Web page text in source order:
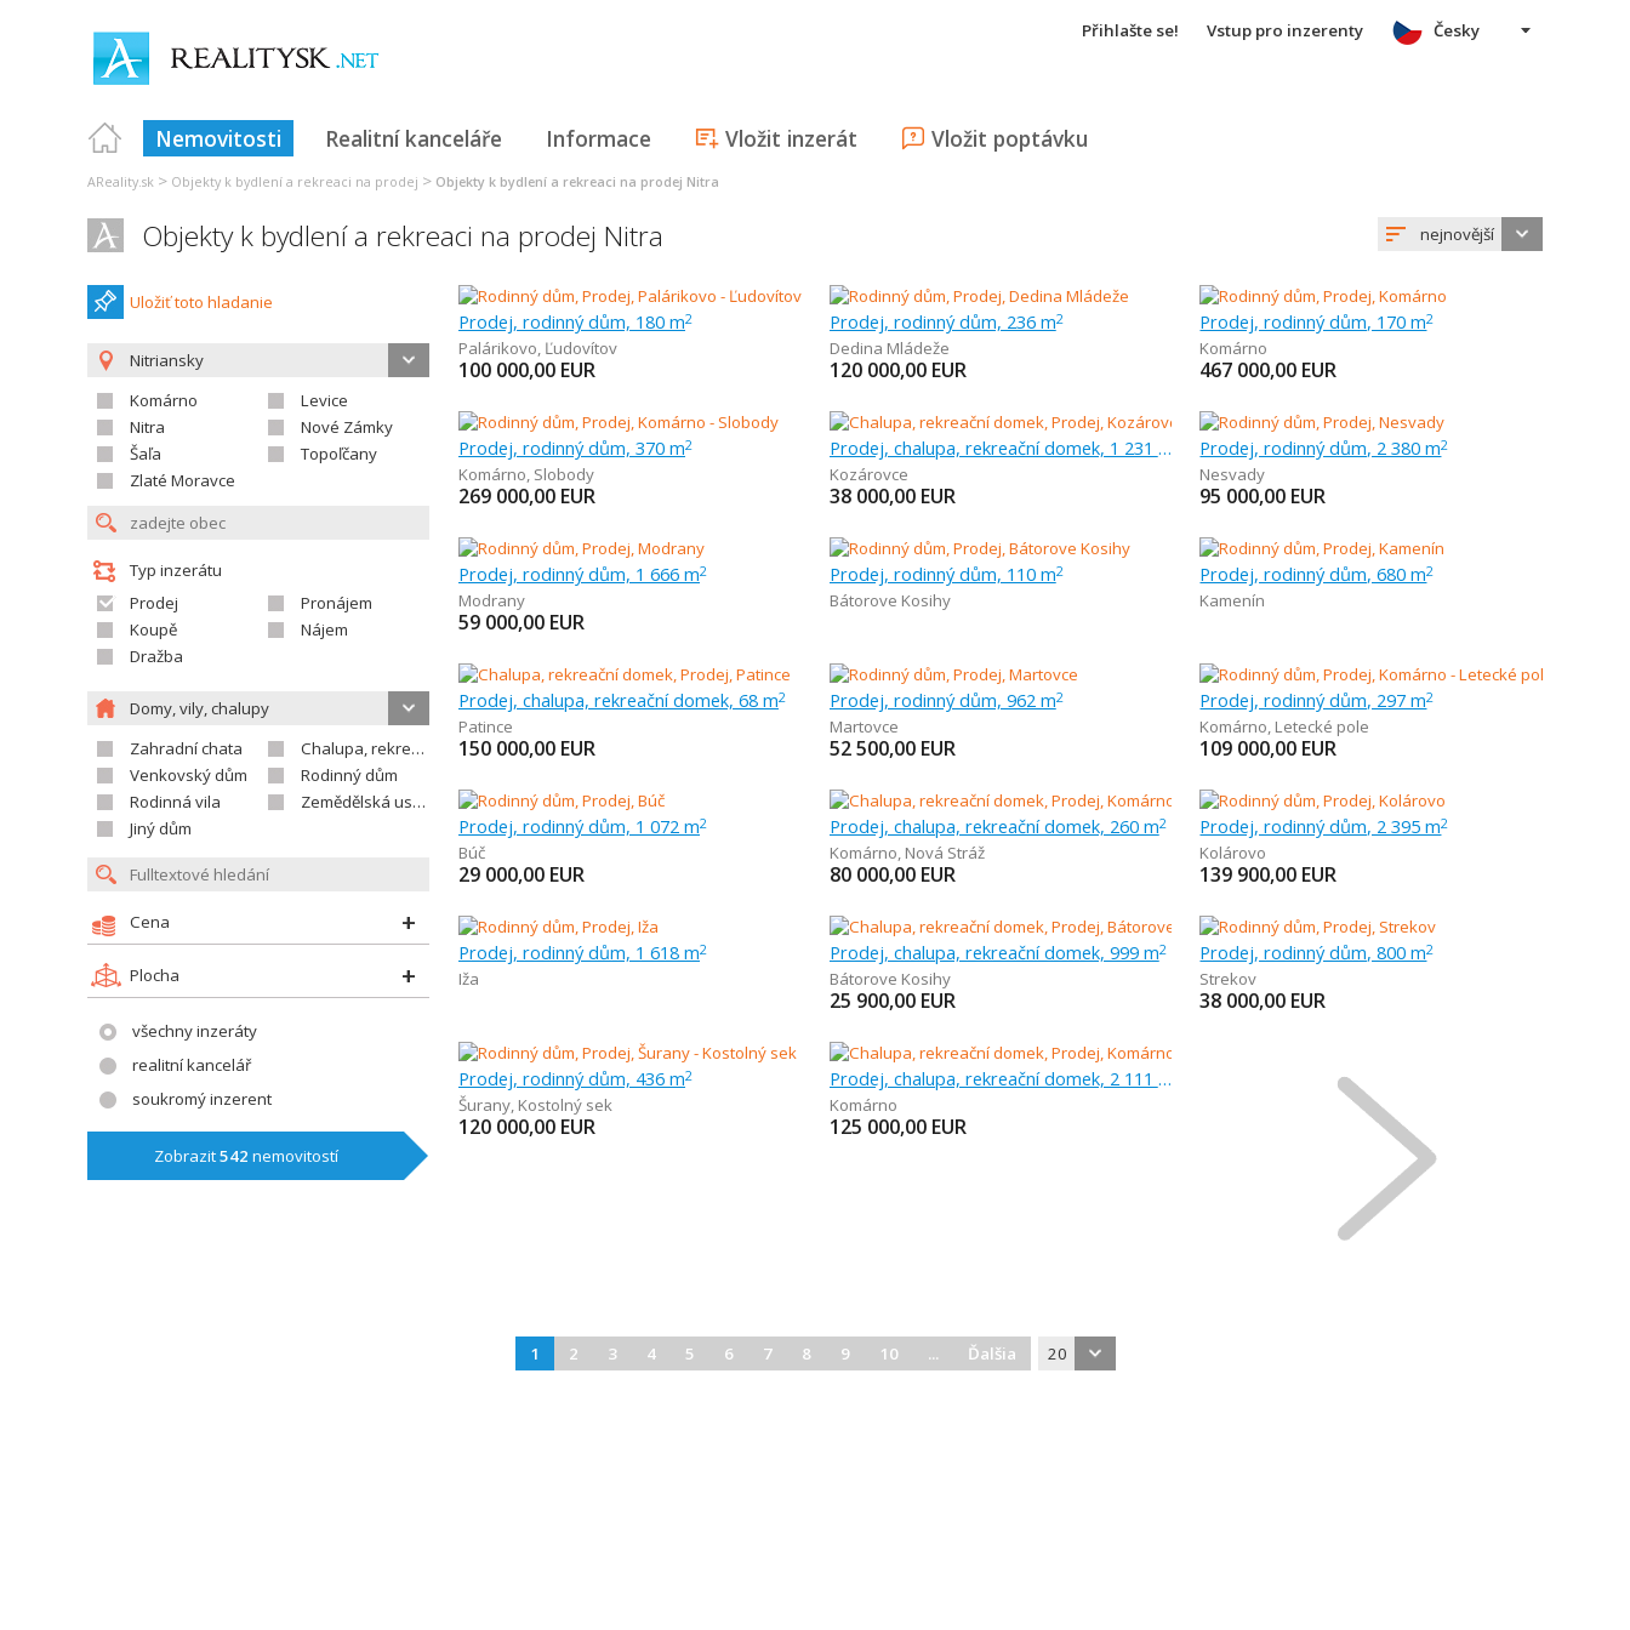
Přihlašte se! Vstup pro inzerenty
Nemovitosti Realitní kanceláře Informace Vložit inzerát Vložit poptávku
Česky
AReality.sk > Objekty k bydlení a rekreaci na prodej > Objekty k bydlení a rekreaci na prodej Nitra
Objekty k bydlení a rekreaci na prodej Nitra nejnovější
Uložiť toto hladanie
Nitriansky
Komárno
Levice
Nitra
Nové Zámky
Šaľa
Topoľčany
Zlaté Moravce
Typ inzerátu
Prodej
Pronájem
Koupě
Nájem
Dražba
Domy, vily, chalupy
Zahradní chata
Chalupa, rekreační domek
Venkovský dům
Rodinný dům
Rodinná vila
Zemědělská usedlost
Jiný dům
Cena
Plocha
všechny inzeráty
realitní kancelář
soukromý inzerent
Zobrazit542 nemovitostí
Prodej, rodinný dům, 180 m2
Palárikovo, Ľudovítov
100 000,00 EUR
Prodej, rodinný dům, 236 m2
Dedina Mládeže
120 000,00 EUR
Prodej, rodinný dům, 170 m2
Komárno
467 000,00 EUR
Prodej, rodinný dům, 370 m2
Komárno, Slobody
269 000,00 EUR
Prodej, chalupa, rekreační domek, 1 231 m
Kozárovce
38 000,00 EUR
Prodej, rodinný dům, 2 380 m2
Nesvady
95 000,00 EUR
Prodej, rodinný dům, 1 666 m2
Modrany
59 000,00 EUR
Prodej, rodinný dům, 110 m2
Bátorove Kosihy
Prodej, rodinný dům, 680 m2
Kamenín
Prodej, chalupa, rekreační domek, 68 m2
Patince
150 000,00 EUR
Prodej, rodinný dům, 962 m2
Martovce
52 500,00 EUR
Prodej, rodinný dům, 297 m2
Komárno, Letecké pole
109 000,00 EUR
Prodej, rodinný dům, 1 072 m2
Búč
29 000,00 EUR
Prodej, chalupa, rekreační domek, 260 m2
Komárno, Nová Stráž
80 000,00 EUR
Prodej, rodinný dům, 2 395 m2
Kolárovo
139 900,00 EUR
Prodej, rodinný dům, 1 618 m2
Iža
Prodej, chalupa, rekreační domek, 999 m2
Bátorove Kosihy
25 900,00 EUR
Prodej, rodinný dům, 800 m2
Strekov
38 000,00 EUR
Prodej, rodinný dům, 436 m2
Šurany, Kostolný sek
120 000,00 EUR
Prodej, chalupa, rekreační domek, 2 111 m
Komárno
125 000,00 EUR
1 2 3 4 5 6 7 8 9 10 ... Ďalšia 20